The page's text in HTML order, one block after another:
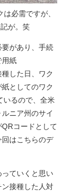
必需ですが、
が。笑
があり、手続
用紙
した日、ワク
としてのワク
いるので、全米
ニア州のサイ
コードとして
はこちらのデ
ていくと思い
接種した人対